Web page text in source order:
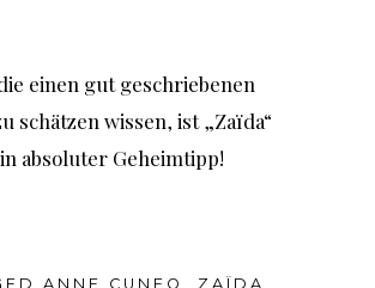
einen gut geschriebenen
schätzen wissen, ist „Zaïda“
absoluter Geheimtipp!
ANNE CUNEO , ZAÏDA